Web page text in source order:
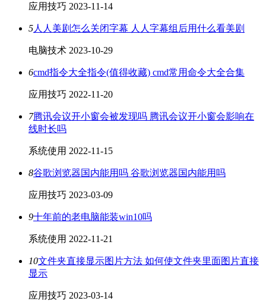
应用技巧 2023-11-14
5人人美剧怎么关闭字幕 人人字幕组后用什么看美剧
电脑技术 2023-10-29
6cmd指令大全指令(值得收藏) cmd常用命令大全合集
应用技巧 2022-11-20
7腾讯会议开小窗会被发现吗 腾讯会议开小窗会影响在
线时长吗
系统使用 2022-11-15
8谷歌浏览器国内能用吗 谷歌浏览器国内能用吗
应用技巧 2023-03-09
9十年前的老电脑能装win10吗
系统使用 2022-11-21
10文件夹直接显示图片方法 如何使文件夹里面图片直接
显示
应用技巧 2023-03-14